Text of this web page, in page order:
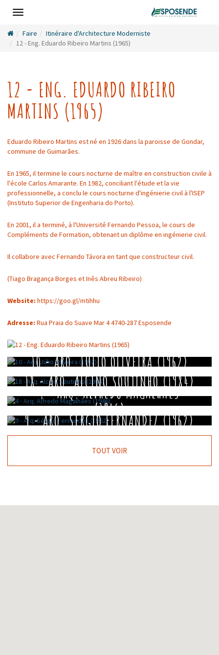
Toggle
Faire
Itinéraire d'Architecture Moderniste
12 - Eng. Eduardo Ribeiro Martins (1965)
12 - ENG. EDUARDO RIBEIRO
MARTINS (1965)
Eduardo Ribeiro Martins est né en 1926 dans la paroisse de Gondar,
commune de Guimarães.
En 1965, il termine le cours nocturne de maître en construction civile à
l'école Carlos Amarante. En 1982, conciliant l'étude et la vie
professionnelle, a conclu le cours nocturne d'ingénierie civil à l'ISEP
(Instituto Superior de Engenharia do Porto).
En 2001, il a terminé, à l'Université Fernando Pessoa, le cours de
Compléments de Formation, obtenant un diplôme en ingénierie civil.
Il collabore avec Fernando Távora en tant que constructeur civil.
(Tiago Bragança Borges et Inês Abreu Ribeiro)
Website: https://goo.gl/mtihhu
Adresse: Rua Praia do Suave Mar 4 4740-287 Esposende
10 - ARQ. JÚLIO OLIVEIRA (1962)
18 - ARQ. ALCINO SOUTINHO (1984)
4 - ARQ. ALFREDO MAGALHÃES
(1946)
9 - ARQ. SÉRGIO FERNANDEZ (1962)
TOUT VOIR